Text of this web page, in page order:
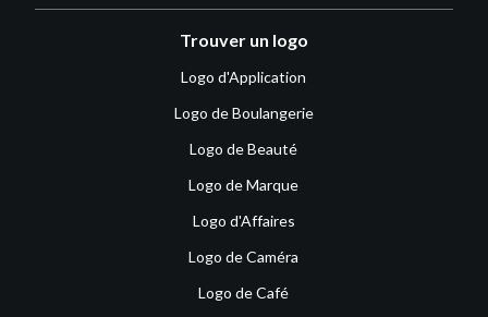
Trouver un logo
Logo d'Application
Logo de Boulangerie
Logo de Beauté
Logo de Marque
Logo d'Affaires
Logo de Caméra
Logo de Café